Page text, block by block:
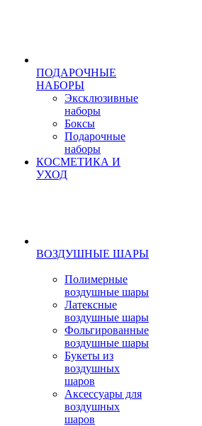
ПОДАРОЧНЫЕ
НАБОРЫ
Эксклюзивные
наборы
Боксы
Подарочные
наборы
КОСМЕТИКА И
УХОД
ВОЗДУШНЫЕ ШАРЫ
Полимерные
воздушные шары
Латексные
воздушные шары
Фольгированные
воздушные шары
Букеты из
воздушных
шаров
Аксессуары для
воздушных
шаров